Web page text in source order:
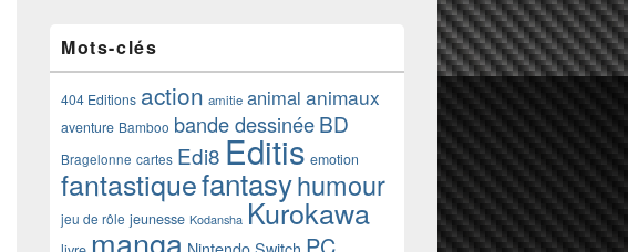
Mots-clés
404 Editions action amitie animal animaux
aventure Bamboo bande dessinéeBD
Bragelonne cartes Edi8 Editis emotion
fantastiquefantasyhumour
jeu de rôle jeunesse Kodansha Kurokawa
manga